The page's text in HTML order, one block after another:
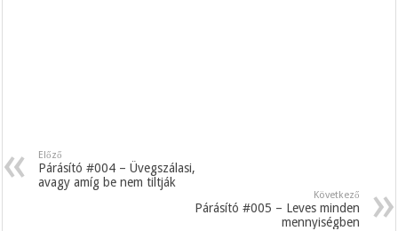
Előző
Párásító #004 – Üvegszálasi,
avagy amíg be nem tiltják
Következő
Párásító #005 – Leves minden
mennyiségben